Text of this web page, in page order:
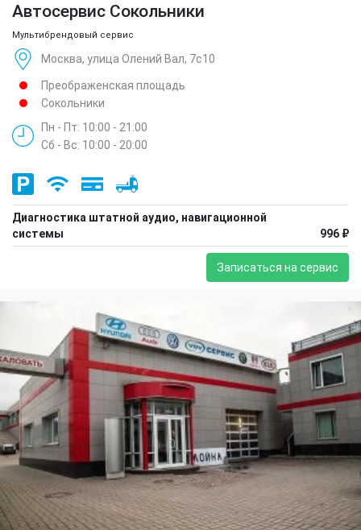
Автосервис Сокольники
Мультибрендовый сервис
Москва, улица Олений Вал, 7с10
Преображенская площадь
Сокольники
Пн - Пт: 10:00 - 21:00
Сб - Вс: 10:00 - 20:00
Диагностика штатной аудио, навигационной
системы
996 ₽
Записаться на сервис